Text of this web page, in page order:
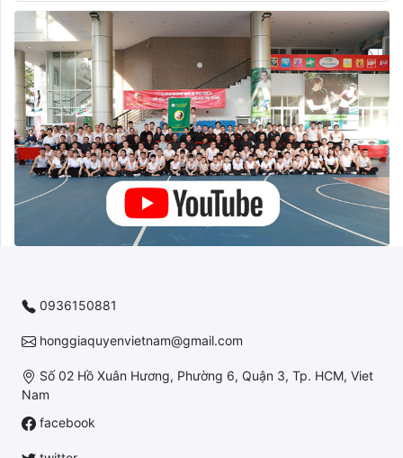
0936150881
honggiaquyenvietnam@gmail.com
Số 02 Hồ Xuân Hương, Phường 6, Quận 3, Tp. HCM, Viet
Nam
facebook